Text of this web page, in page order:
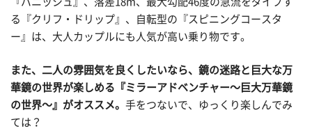
る『クリフ・ドリップ』、自転型の『スピニングコースタ
ー』は、大人カップルにも人気が高い乗り物です。
また、二人の雰囲気を良くしたいなら、鏡の迷路と巨大な万
華鏡の世界が楽しめる『ミラーアドベンチャー～巨大万華鏡
の世界～』がオススメ。 手をつないで、ゆっくり楽しんでみ
ては？